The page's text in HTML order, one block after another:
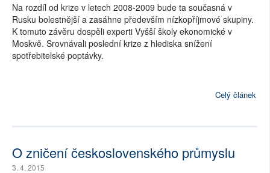
Na rozdíl od krize v letech 2008-2009 bude ta současná v
Rusku bolestnější a zasáhne především nízkopříjmové skupiny.
K tomuto závěru dospěli experti Vyšší školy ekonomické v
Moskvě. Srovnávali poslední krize z hlediska snížení
spotřebitelské poptávky.
Celý článek
O zničení československého průmyslu
3. 4. 2015